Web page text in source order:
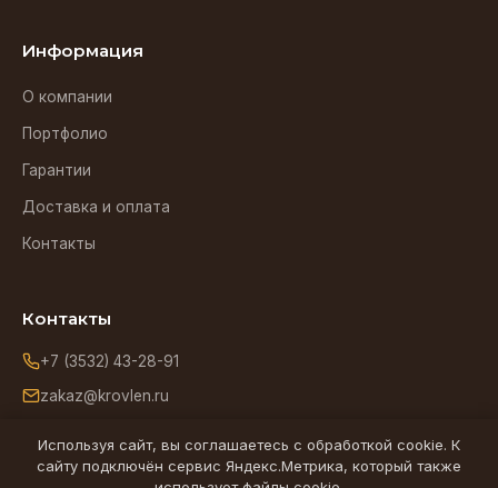
Информация
О компании
Портфолио
Гарантии
Доставка и оплата
Контакты
Контакты
+7 (3532) 43-28-91
zakaz@krovlen.ru
Используя сайт, вы соглашаетесь с обработкой cookie. К
сайту подключён сервис Яндекс.Метрика, который также